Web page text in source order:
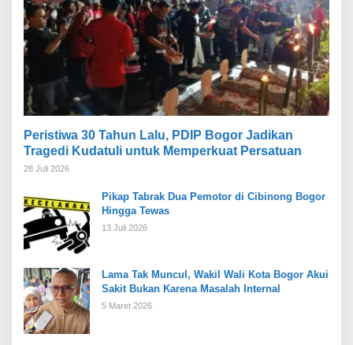
Peristiwa 30 Tahun Lalu, PDIP Bogor Jadikan
Tragedi Kudatuli untuk Memperkuat Persatuan
28 Juli 2026
Pikap Tabrak Dua Pemotor di Cibinong Bogor
Hingga Tewas
13 Juli 2026
Lama Tak Muncul, Wakil Wali Kota Bogor Akui
Sakit Bukan Karena Masalah Internal
5 Maret 2026